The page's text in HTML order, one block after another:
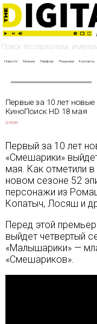
Новости Мнение Лайфхак Рецензии Контакты
Первые за 10 лет
КиноПоиск HD 18 мая
22/04/2020
Первый за 10 лет
«Смешарики»
мая. Как отметили
новом сезоне 52
персонажи из
Копатыч, Лосяш и
Перед этой
выйдет четвертый
«Малышарики» —
«Смешариков».